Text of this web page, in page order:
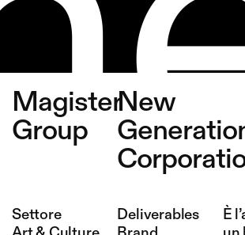
Magister
Group
New
Settore
Deliverables
È